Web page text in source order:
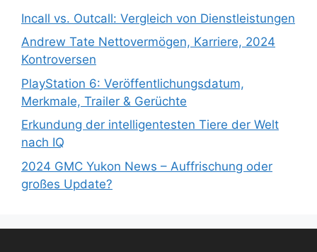
Incall vs. Outcall: Vergleich von Dienstleistungen
Andrew Tate Nettovermögen, Karriere, 2024
Kontroversen
PlayStation 6: Veröffentlichungsdatum,
Merkmale, Trailer & Gerüchte
Erkundung der intelligentesten Tiere der Welt
nach IQ
2024 GMC Yukon News – Auffrischung oder
großes Update?